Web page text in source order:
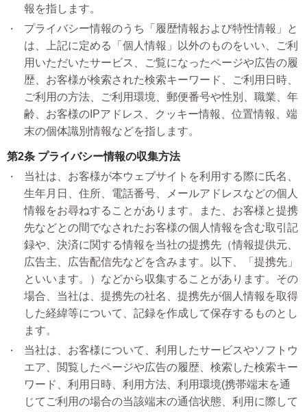
報を指します。
プライバシー情報のうち「履歴情報および特性情報」と
は、上記に定める「個人情報」以外のものをいい、ご利
用いただいたサービス、ご覧になったページや広告の履
歴、お客様が検索された検索キーワード、ご利用日時、
ご利用の方法、ご利用環境、郵便番号や性別、職業、年
齢、お客様のIPアドレス、クッキー情報、位置情報、端
末の個体識別情報などを指します。
第2条 プライバシー情報の収集方法
当社は、お客様が本ウェブサイトを利用する際に氏名、
生年月日、住所、電話番号、メールアドレスなどの個人
情報をお尋ねすることがあります。また、お客様と提携
先などとの間でなされたお客様の個人情報を含む取引記
録や、決済に関する情報を当社の提携先（情報提供元、
広告主、広告配信先などを含みます。以下、「提携先」
といいます。）などから収集することがあります。その
場合、当社は、提携先の社名、提携先が個人情報を取得
した経緯等について、記録を作成して保存するものとし
ます。
当社は、お客様について、利用したサービスやソフトウ
エア、閲覧したページや広告の履歴、検索した検索キー
ワード、利用日時、利用方法、利用環境(携帯端末を通
じてご利用の場合の当該端末の通信状態、利用に際して